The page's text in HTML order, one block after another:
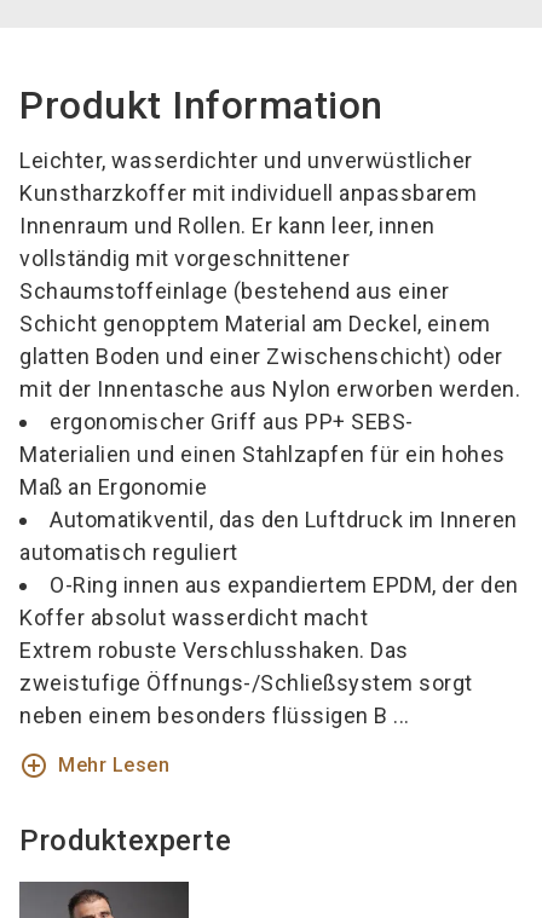
Produkt Information
Leichter, wasserdichter und unverwüstlicher
Kunstharzkoffer mit individuell anpassbarem
Innenraum und Rollen. Er kann leer, innen
vollständig mit vorgeschnittener
Schaumstoffeinlage (bestehend aus einer
Schicht genopptem Material am Deckel, einem
glatten Boden und einer Zwischenschicht) oder
mit der Innentasche aus Nylon erworben werden.
ergonomischer Griff aus PP+ SEBS-
Materialien und einen Stahlzapfen für ein hohes
Maß an Ergonomie
Automatikventil, das den Luftdruck im Inneren
automatisch reguliert
O-Ring innen aus expandiertem EPDM, der den
Koffer absolut wasserdicht macht
Extrem robuste Verschlusshaken. Das
zweistufige Öffnungs-/Schließsystem sorgt
neben einem besonders flüssigen B ...
add_circle_outline Mehr Lesen
Produktexperte